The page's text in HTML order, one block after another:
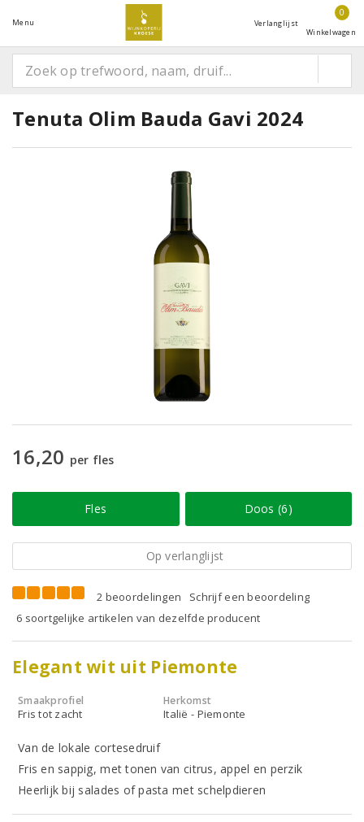
Menu Verlanglijst
0
Winkelwagen
Tenuta Olim Bauda Gavi 2024
16,20 per fles
Fles Doos (6)
Op verlanglijst
2 beoordelingen
Schrijf een beoordeling
6 soortgelijke artikelen van dezelfde producent
Elegant wit uit Piemonte
Smaakprofiel
Fris tot zacht
Herkomst
Italië - Piemonte
Van de lokale cortesedruif
Fris en sappig, met tonen van citrus, appel en perzik
Heerlijk bij salades of pasta met schelpdieren